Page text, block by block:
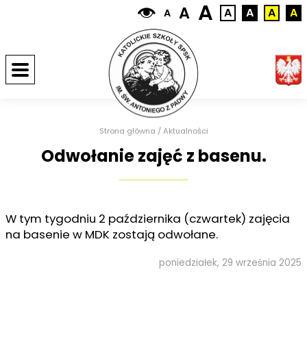
A A A A A A A
Strona główna /Aktualności
Odwołanie zajęć z basenu.
W tym tygodniu 2 października (czwartek) zajęcia
na basenie w MDK zostają odwołane.
poniedziałek, 29 września 2025